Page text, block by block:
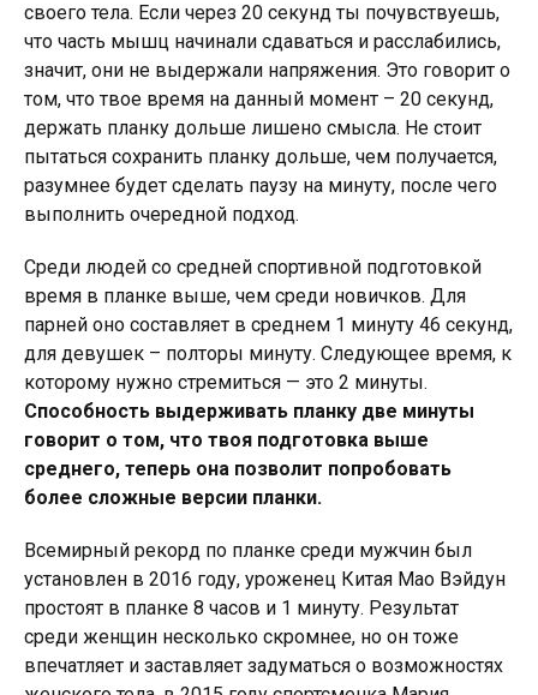
своего тела. Если через 20 секунд ты почувствуешь,
что часть мышц начинали сдаваться и расслабились,
значит, они не выдержали напряжения. Это говорит о
том, что твое время на данный момент – 20 секунд,
держать планку дольше лишено смысла. Не стоит
пытаться сохранить планку дольше, чем получается,
разумнее будет сделать паузу на минуту, после чего
выполнить очередной подход.
Среди людей со средней спортивной подготовкой
время в планке выше, чем среди новичков. Для
парней оно составляет в среднем 1 минуту 46 секунд,
для девушек – полторы минуту. Следующее время, к
которому нужно стремиться — это 2 минуты.
Способность выдерживать планку две минуты
говорит о том, что твоя подготовка выше
среднего, теперь она позволит попробовать
более сложные версии планки.
Всемирный рекорд по планке среди мужчин был
установлен в 2016 году, уроженец Китая Мао Вэйдун
простоят в планке 8 часов и 1 минуту. Результат
среди женщин несколько скромнее, но он тоже
впечатляет и заставляет задуматься о возможностях